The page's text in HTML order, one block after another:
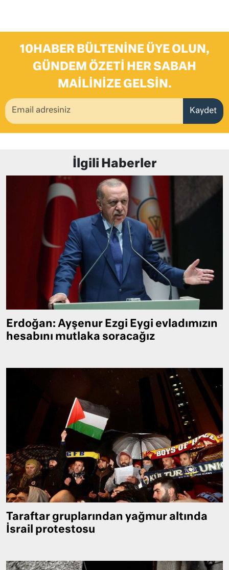
10HABER BÜLTENINE ÜYE OLUN,
GÜNDEM ÖZETI HER SABAH
MAILINIZE GELSIN.
Kaydet
İlgili Haberler
Erdoğan: Ayşenur Ezgi Eygi evladımızın
hesabını mutlaka soracağız
Taraftar gruplarından yağmur altında
İsrail protestosu